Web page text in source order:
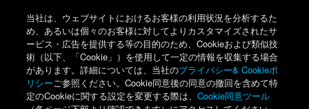
当社は、ウェブサイトにおけるお客様の利用状況を分析するた
め、あるいは個々のお客様に対してよりカスタマイズされたサ
ービス・広告を提供する等の目的のため、Cookieおよび類似技
術（以下、「Cookie」）を使用して一定の情報を収集する場合
があります。詳細については、当社のプライバシー& Cookieポ
リシーご参照ください。Cookie同意後の同意の撤回を含めて特
定のCookieに関する設定を変更する際は、Cookie同意ツール